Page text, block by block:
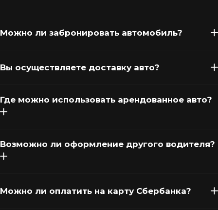
Можно ли забронировать автомобиль?
Вы осуществляете доставку авто?
Где можно использовать арендованное авто?
Возможно ли оформление другого водителя?
Можно ли оплатить на карту Сбербанка?